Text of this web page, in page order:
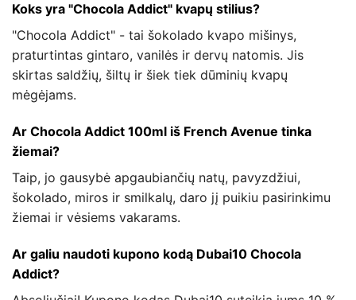
Koks yra "Chocola Addict" kvapų stilius?
"Chocola Addict" - tai šokolado kvapo mišinys,
praturtintas gintaro, vanilės ir dervų natomis. Jis
skirtas saldžių, šiltų ir šiek tiek dūminių kvapų
mėgėjams.
Ar Chocola Addict 100ml iš French Avenue tinka
žiemai?
Taip, jo gausybė apgaubiančių natų, pavyzdžiui,
šokolado, miros ir smilkalų, daro jį puikiu pasirinkimu
žiemai ir vėsiems vakarams.
Ar galiu naudoti kupono kodą Dubai10 Chocola
Addict?